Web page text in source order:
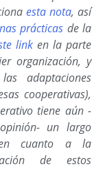
esta nota, así
prácticas de la
link en la parte
organización, y
adaptaciones
cooperativas),
tiene aún -
un largo
cuanto a la
de estos